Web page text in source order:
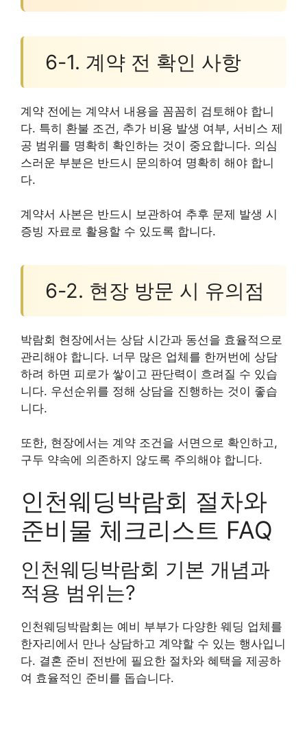
6-1. 계약 전 확인 사항
계약 전에는 계약서 내용을 꼼꼼히 검토해야 합니
다. 특히 환불 조건, 추가 비용 발생 여부, 서비스 제
공 범위를 명확히 확인하는 것이 중요합니다. 의심
스러운 부분은 반드시 문의하여 명확히 해야 합니
다.
계약서 사본은 반드시 보관하여 추후 문제 발생 시
증빙 자료로 활용할 수 있도록 합니다.
6-2. 현장 방문 시 유의점
박람회 현장에서는 상담 시간과 동선을 효율적으로
관리해야 합니다. 너무 많은 업체를 한꺼번에 상담
하려 하면 피로가 쌓이고 판단력이 흐려질 수 있습
니다. 우선순위를 정해 상담을 진행하는 것이 좋습
니다.
또한, 현장에서는 계약 조건을 서면으로 확인하고,
구두 약속에 의존하지 않도록 주의해야 합니다.
인천웨딩박람회 절차와
준비물 체크리스트 FAQ
인천웨딩박람회 기본 개념과
적용 범위는?
인천웨딩박람회는 예비 부부가 다양한 웨딩 업체를
한자리에서 만나 상담하고 계약할 수 있는 행사입니
다. 결혼 준비 전반에 필요한 절차와 혜택을 제공하
여 효율적인 준비를 돕습니다.